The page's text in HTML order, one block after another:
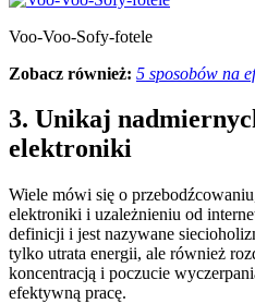
Voo-Voo-Sofy-fotele
Zobacz również: 5 sposobów na
3. Unikaj
elektroniki
Wiele mówi się o
elektroniki i uzależnieniu od
definicji i jest nazywane
tylko utrata energii, ale również
koncentracją i poczucie
efektywną pracę.